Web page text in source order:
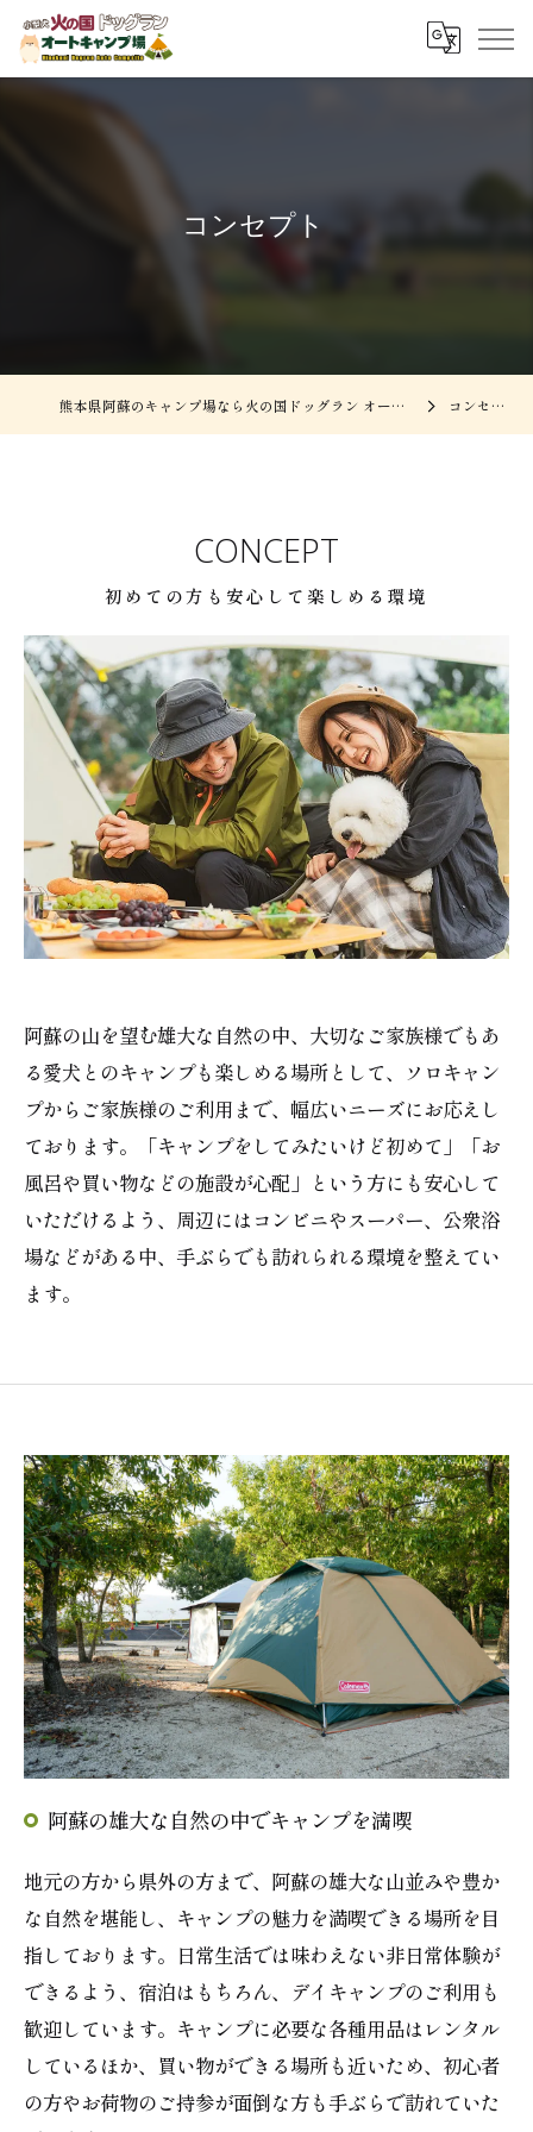
コンセプト
熊本県阿蘇のキャンプ場なら火の国ドッグラン オートキャンプ場 コンセプト
初めての方も安心して楽しめる環境
CONCEPT
阿蘇の山を望む雄大な自然の中、大切なご家族様でもあ
る愛犬とのキャンプも楽しめる場所として、ソロキャン
プからご家族様のご利用まで、幅広いニーズにお応えし
ております。「キャンプをしてみたいけど初めて」「お
風呂や買い物などの施設が心配」という方にも安心して
いただけるよう、周辺にはコンビニやスーパー、公衆浴
場などがある中、手ぶらでも訪れられる環境を整えてい
ます。
阿蘇の雄大な自然の中でキャンプを満喫
地元の方から県外の方まで、阿蘇の雄大な山並みや豊か
な自然を堪能し、キャンプの魅力を満喫できる場所を目
指しております。日常生活では味わえない非日常体験が
できるよう、宿泊はもちろん、デイキャンプのご利用も
歓迎しています。キャンプに必要な各種用品はレンタル
しているほか、買い物ができる場所も近いため、初心者
の方やお荷物のご持参が面倒な方も手ぶらで訪れていた